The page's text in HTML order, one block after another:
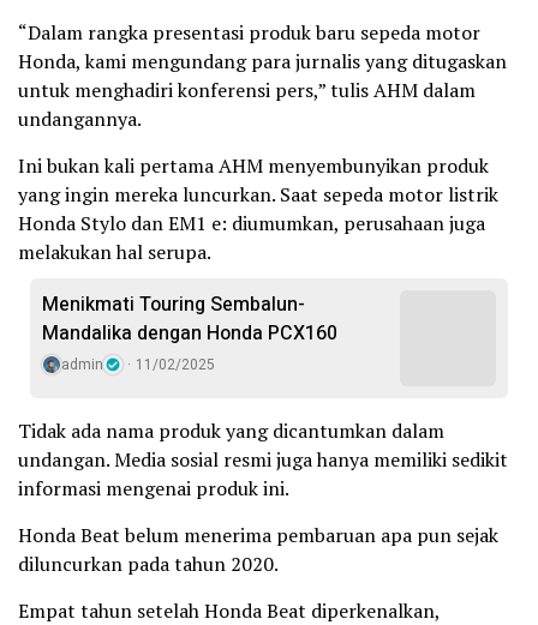
“Dalam rangka presentasi produk baru sepeda motor
Honda, kami mengundang para jurnalis yang ditugaskan
untuk menghadiri konferensi pers,” tulis AHM dalam
undangannya.
Ini bukan kali pertama AHM menyembunyikan produk
yang ingin mereka luncurkan. Saat sepeda motor listrik
Honda Stylo dan EM1 e: diumumkan, perusahaan juga
melakukan hal serupa.
Menikmati Touring Sembalun-
Mandalika dengan Honda PCX160
admin 11/02/2025
Tidak ada nama produk yang dicantumkan dalam
undangan. Media sosial resmi juga hanya memiliki sedikit
informasi mengenai produk ini.
Honda Beat belum menerima pembaruan apa pun sejak
diluncurkan pada tahun 2020.
Empat tahun setelah Honda Beat diperkenalkan,